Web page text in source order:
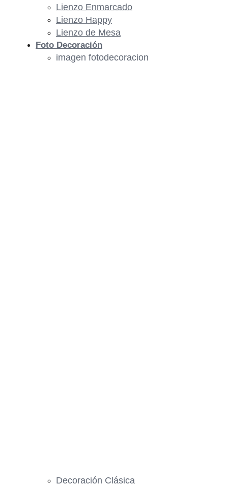
Lienzo Enmarcado
Lienzo Happy
Lienzo de Mesa
Foto Decoración
imagen fotodecoracion
Decoración Clásica